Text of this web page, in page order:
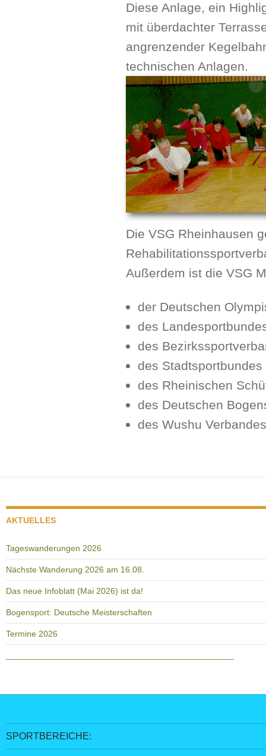
Diese Anlage, ein
mit überdachter
angrenzender
technischen Anlagen.
Die VSG Rheinhausen
Außerdem ist die VSG
der Deutschen
des
des
des Stadtsportbundes
des Rheinischen
des Deutschen
des Wushu
AKTUELLES
Tageswanderungen 2026
Nächste Wanderung 2026 am 16.08.
Das neue Infoblatt (Mai 2026) ist da!
Bogensport: Deutsche Meisterschaften
Termine 2026
SPORTBEREICHE: